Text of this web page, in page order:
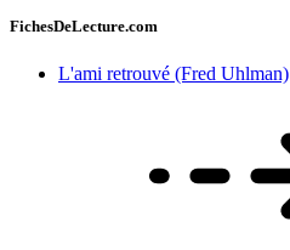
FichesDeLecture.com
L'ami retrouvé (Fred Uhlman)